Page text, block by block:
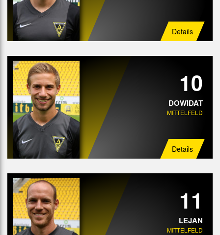
Details
10
DOWIDAT
MITTELFELD
Details
11
LEJAN
MITTELFELD